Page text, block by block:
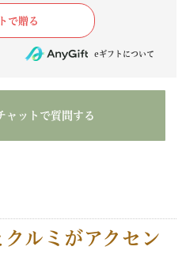
ャットで質問する
ルミがアクセン